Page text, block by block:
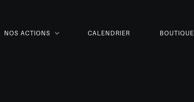
NOS ACTIONS CALENDRIER BOUTIQUE